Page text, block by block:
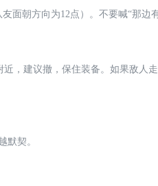
友面朝方向为12点）。不要喊“那边
，建议撤，保住装备。如果敌人
默契。